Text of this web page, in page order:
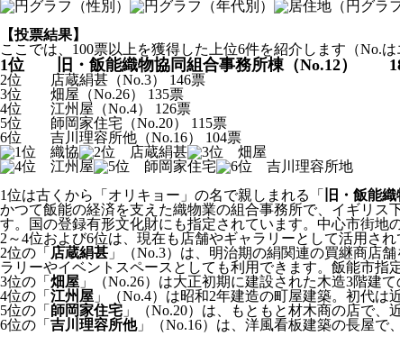
【投票結果】
ここでは、100票以上を獲得した上位6件を紹介します（No.は
1位 旧・飯能織物協同組合事務所棟（No.12）
2位 店蔵絹甚（No.3） 146票
3位 畑屋（No.26） 135票
4位 江州屋（No.4） 126票
5位 師岡家住宅（No.20） 115票
6位 吉川理容所他（No.16） 104票
1位は古くから「オリキョー」の名で親しまれる「 旧・飯能
かつて飯能の経済を支えた織物業の組合事務所で、イギリ
す。国の登録有形文化財にも指定されています。中心市街地
2～4位および6位は、現在も店舗やギャラリーとして活用され
2位の「 店蔵絹甚 」（No.3）は、明治期の絹関連の買継商店
ラリーやイベントスペースとしても利用できます。飯能市指
3位の「 畑屋 」（No.26）は大正初期に建設された木造3階建
4位の「 江州屋 」（No.4）は昭和2年建造の町屋建築。初代
5位の「 師岡家住宅 」（No.20）は、もともと材木商の店で、
6位の「 吉川理容所他」（No.16）は、洋風看板建築の長屋で